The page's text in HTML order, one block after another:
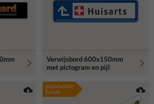
Verwijsbord 600x150mm
met pictogram en pijl
populairste
keuze